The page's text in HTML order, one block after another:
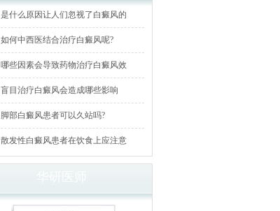
是什么原因让人们忽视了白癜风的
如何中西医结合治疗白癜风呢?
哪些因素会导致药物治疗白癜风效
盲目治疗白癜风会造成哪些影响
脚部白癜风患者可以久站吗?
散发性白癜风患者在饮食上应注意